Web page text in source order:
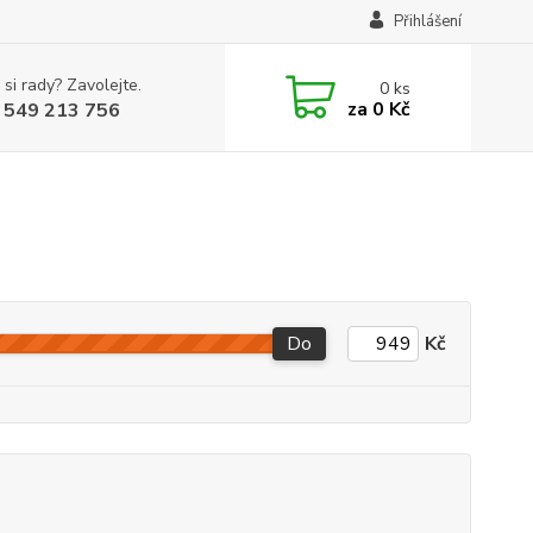
Přihlášení
rady? Zavolejte.
213 756
0ks
za 0 Kč
Do Kč